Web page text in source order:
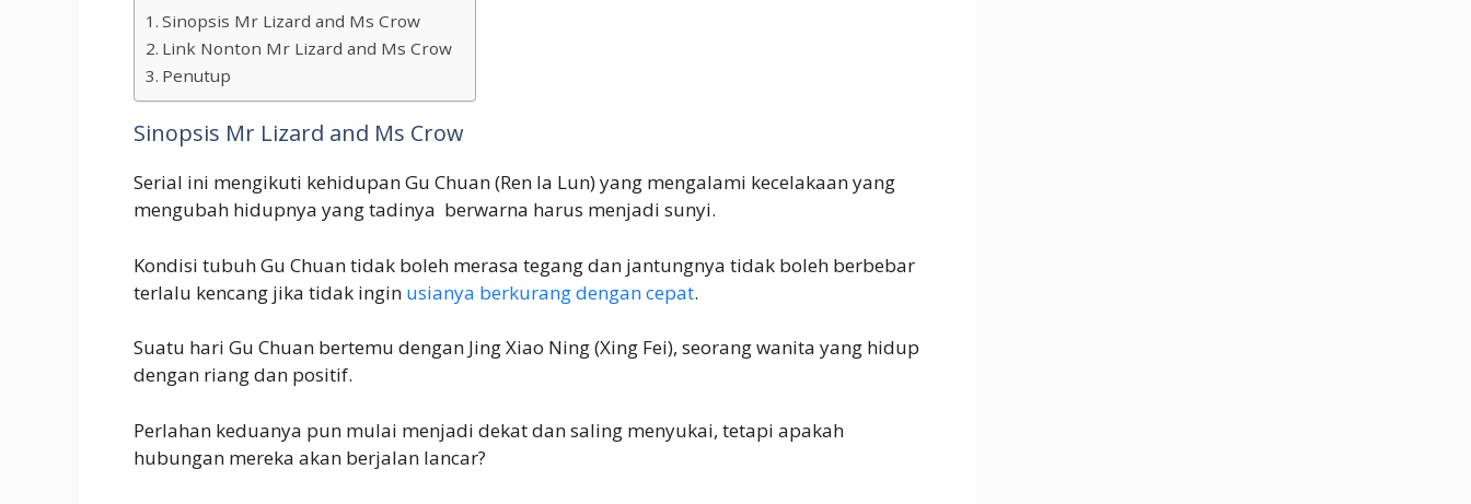
Sinopsis Mr Lizard and Ms Crow
Link Nonton Mr Lizard and Ms Crow
Penutup
Sinopsis Mr Lizard and Ms Crow
Serial ini mengikuti kehidupan Gu Chuan (Ren Ia Lun) yang mengalami kecelakaan yang
mengubah hidupnya yang tadinya berwarna harus menjadi sunyi.
Kondisi tubuh Gu Chuan tidak boleh merasa tegang dan jantungnya tidak boleh berbebar
terlalu kencang jika tidak ingin usianya berkurang dengan cepat.
Suatu hari Gu Chuan bertemu dengan Jing Xiao Ning (Xing Fei), seorang wanita yang hidup
dengan riang dan positif.
Perlahan keduanya pun mulai menjadi dekat dan saling menyukai, tetapi apakah
hubungan mereka akan berjalan lancar?